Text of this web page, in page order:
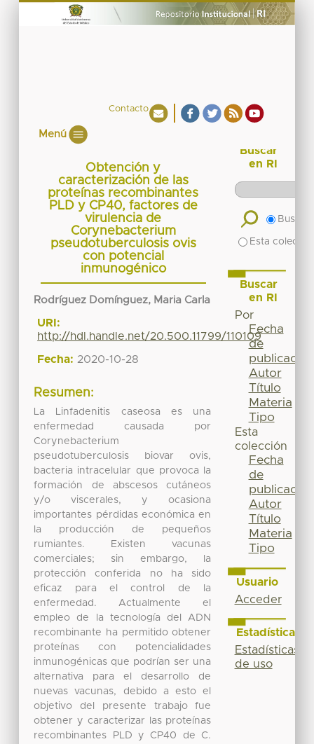
Contacto
Menú
Obtención y
caracterización de las
proteínas recombinantes
PLD y CP40, factores de
virulencia de
Corynebacterium
pseudotuberculosis ovis
con potencial
inmunogénico
Rodríguez Domínguez, Maria Carla
URI:
http://hdl.handle.net/20.500.11799/110109
Fecha: 2020-10-28
Resumen:
La Linfadenitis caseosa es una
enfermedad causada por
Corynebacterium
pseudotuberculosis biovar ovis,
bacteria intracelular que provoca la
formación de abscesos cutáneos
y/o viscerales, y ocasiona
importantes pérdidas económica en
la producción de pequeños
rumiantes. Existen vacunas
comerciales; sin embargo, la
protección conferida no ha sido
eficaz para el control de la
enfermedad. Actualmente el
empleo de la tecnología del ADN
recombinante ha permitido obtener
proteínas con potencialidades
inmunogénicas que podrían ser una
alternativa para el desarrollo de
nuevas vacunas, debido a esto el
objetivo del presente trabajo fue
obtener y caracterizar las proteínas
recombinantes PLD y CP40 de C.
Buscar
en RI
Buscar
Esta
Buscar
en RI
Por
Fecha
de
publicación
Autor
Título
Materia
Tipo
Esta
colección
Fecha
de
publicación
Autor
Título
Materia
Tipo
Usuario
Acceder
Estadísticas
Estadísticas
de uso